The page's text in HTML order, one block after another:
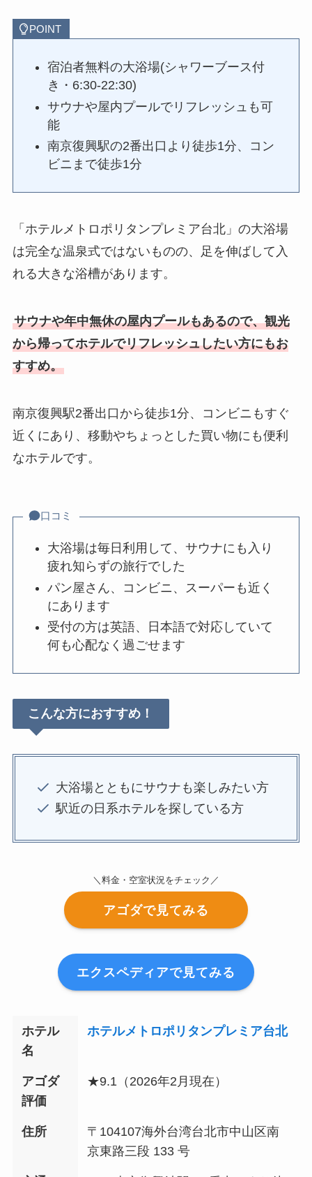
POINT
宿泊者無料の大浴場(シャワーブース付
き・6:30-22:30)
サウナや屋内プールでリフレッシュも可
能
南京復興駅の2番出口より徒歩1分、コン
ビニまで徒歩1分
「ホテルメトロポリタンプレミア台北」の大浴場
は完全な温泉式ではないものの、足を伸ばして入
れる大きな浴槽があります。
サウナや年中無休の屋内プールもあるので、観光
から帰ってホテルでリフレッシュしたい方にもお
すすめ。
南京復興駅2番出口から徒歩1分、コンビニもすぐ
近くにあり、移動やちょっとした買い物にも便利
なホテルです。
口コミ
大浴場は毎日利用して、サウナにも入り
疲れ知らずの旅行でした
パン屋さん、コンビニ、スーパーも近く
にあります
受付の方は英語、日本語で対応していて
何も心配なく過ごせます
こんな方におすすめ！
大浴場とともにサウナも楽しみたい方
駅近の日系ホテルを探している方
＼料金・空室状況をチェック／
アゴダで見てみる
エクスペディアで見てみる
ホテル
名
ホテルメトロポリタンプレミア台北
アゴダ
評価
★9.1（2026年2 月現在）
住所
〒104107海外台湾台北市中山区南
京東路三段 133 号